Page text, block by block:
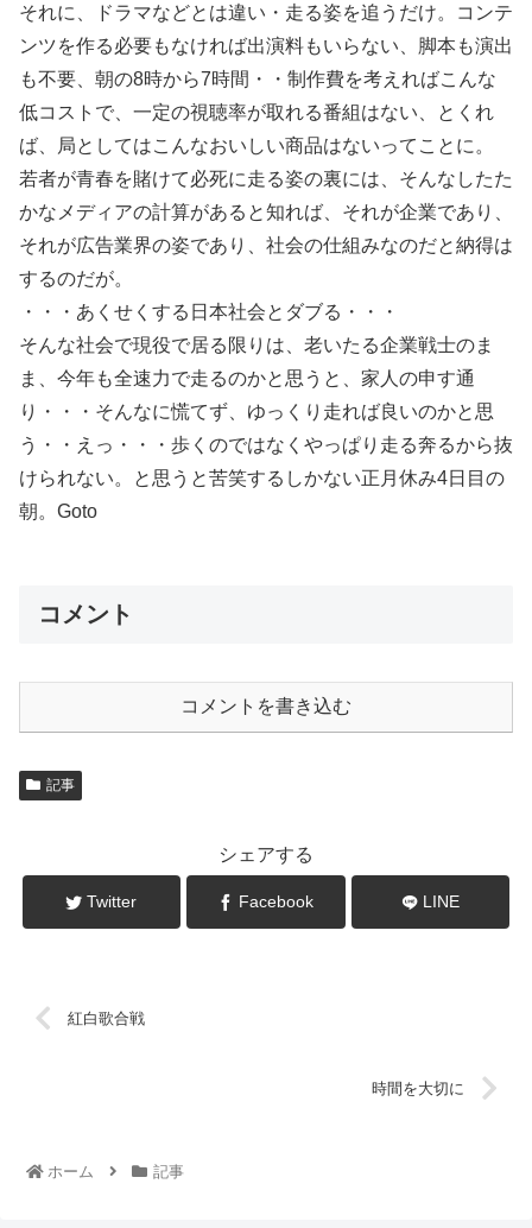
それに、ドラマなどとは違い・走る姿を追うだけ。コンテ
ンツを作る必要もなければ出演料もいらない、脚本も演出
も不要、朝の8時から7時間・・制作費を考えればこんな
低コストで、一定の視聴率が取れる番組はない、とくれ
ば、局としてはこんなおいしい商品はないってことに。
若者が青春を賭けて必死に走る姿の裏には、そんなしたた
かなメディアの計算があると知れば、それが企業であり、
それが広告業界の姿であり、社会の仕組みなのだと納得は
するのだが。
・・・あくせくする日本社会とダブる・・・
そんな社会で現役で居る限りは、老いたる企業戦士のま
ま、今年も全速力で走るのかと思うと、家人の申す通
り・・・そんなに慌てず、ゆっくり走れば良いのかと思
う・・えっ・・・歩くのではなくやっぱり走る奔るから抜
けられない。と思うと苦笑するしかない正月休み4日目の
朝。Goto
コメント
コメントを書き込む
記事
シェアする
Twitter Facebook LINE
紅白歌合戦
時間を大切に
ホーム 記事